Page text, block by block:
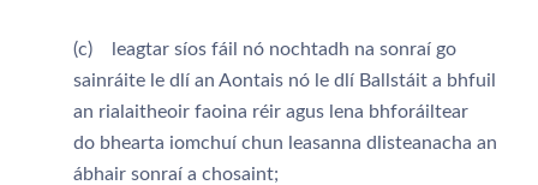
(c) leagtar síos fáil nó nochtadh na sonraí go
sainráite le dlí an Aontais nó le dlí Ballstáit a bhfuil
an rialaitheoir faoina réir agus lena bhforáiltear
do bhearta iomchuí chun leasanna dlisteanacha an
ábhair sonraí a chosaint;